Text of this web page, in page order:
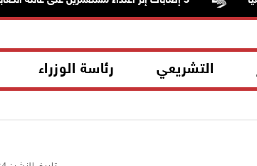
التشريعي رئاسة الوزراء